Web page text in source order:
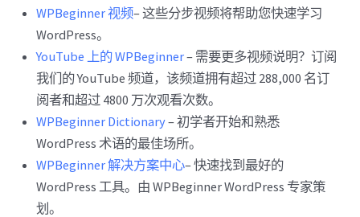
WPBeginner 视频– 这些分步视频将帮助您快速学习
WordPress。
YouTube 上的 WPBeginner– 需要更多视频说明？订阅
我们的 YouTube 频道，该频道拥有超过 288,000 名订
阅者和超过 4800 万次观看次数。
WPBeginner Dictionary– 初学者开始和熟悉
WordPress 术语的最佳场所。
WPBeginner 解决方案中心– 快速找到最好的
WordPress 工具。由 WPBeginner WordPress 专家策
划。